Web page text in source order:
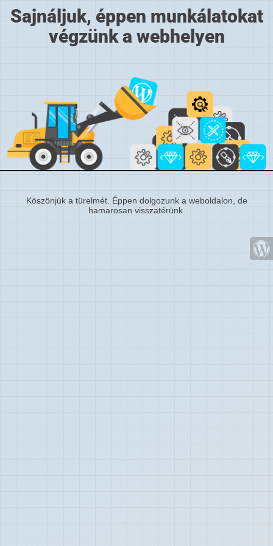
Sajnáljuk, éppen munkálatokat
végzünk a webhelyen
Köszönjük a türelmét. Éppen dolgozunk a weboldalon, de
hamarosan visszatérünk.